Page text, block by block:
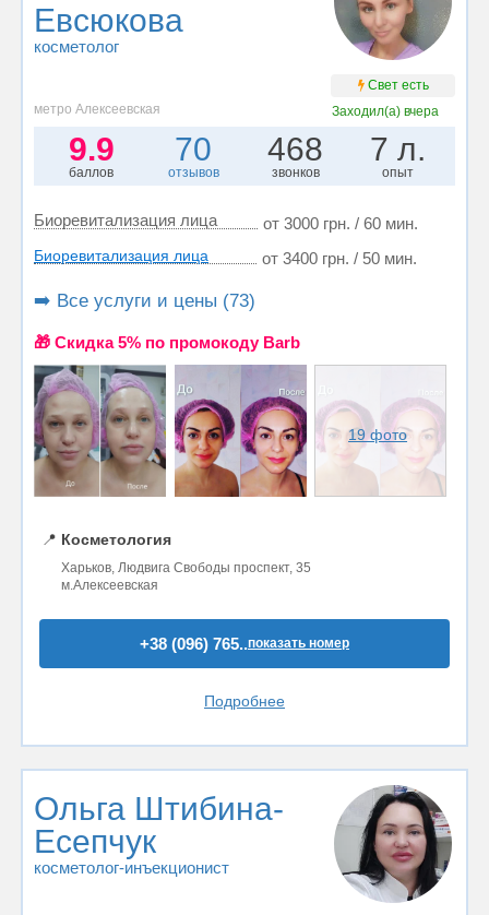
Евсюкова
косметолог
Свет есть
метро Алексеевская
Заходил(а) вчера
9.9
баллов
70
отзывов
468
звонков
7 л.
опыт
Биоревитализация лица от 3000 грн. / 60 мин.
Биоревитализация лица от 3400 грн. / 50 мин.
➡️ Все услуги и цены (73)
🎁 Cкидка 5% по промокоду Barb
19 фото
📍 Косметология
Харьков, Людвига Свободы проспект, 35
м.Алексеевская
+38 (096) 765..показать номер
Подробнее
Ольга Штибина-
Есепчук
косметолог-инъекционист